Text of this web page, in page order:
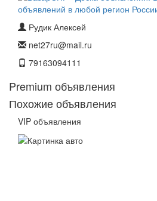
Рудик Алексей
net27ru@mail.ru
79163094111
Premium объявления
Похожие объявления
VIP объявления